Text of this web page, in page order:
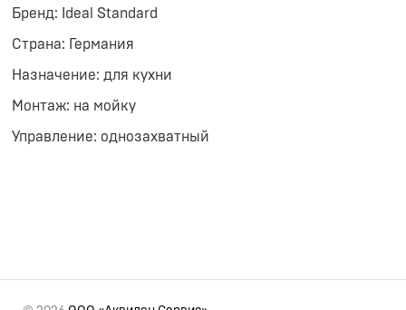
Бренд: Ideal Standard
Страна: Германия
Назначение: для кухни
Монтаж: на мойку
Управление: однозахватный